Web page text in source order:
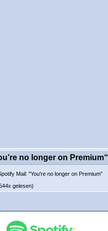
no longer on Premium“
Mail: "You're no longer on Premium"
gelesen)